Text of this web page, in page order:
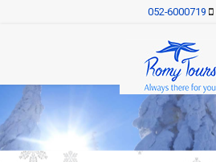
052-6000719